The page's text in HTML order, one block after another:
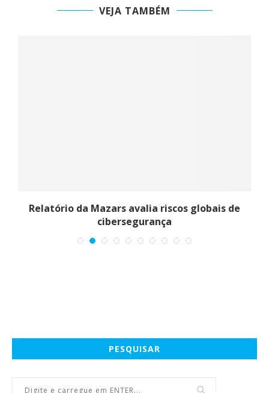
VEJA TAMBÉM
Relatório da Mazars avalia riscos globais de
cibersegurança
PESQUISAR